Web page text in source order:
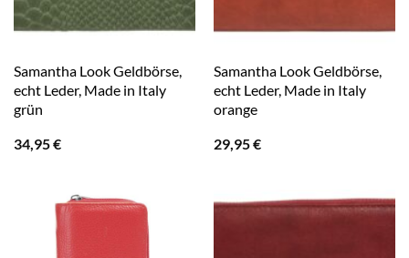
Samantha Look Geldbörse,
echt Leder, Made in Italy
grün
34,95€
Samantha Look Geldbörse,
echt Leder, Made in Italy
orange
29,95€